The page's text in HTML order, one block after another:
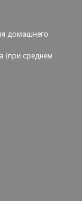
домашнего
(при среднем